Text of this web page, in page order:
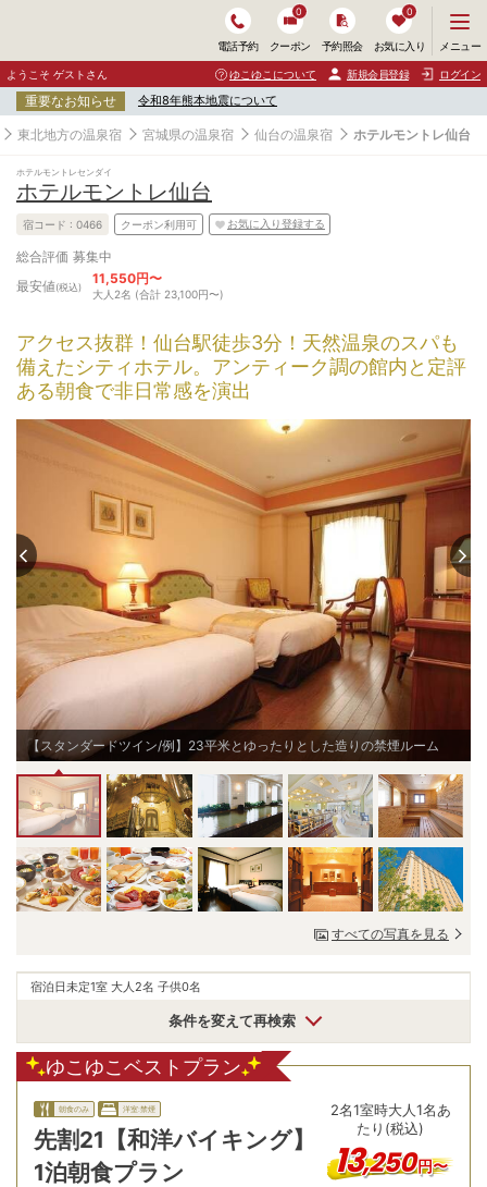
電話予約 クーポン
0
予約照会 お気に入り
0
ニ
ュ
ー
開
く
メニュー
ようこそ ゲストさん ゆこゆこについて 新規会員登録 ログイン
重要なお知らせ 令和8年熊本地震について
東北地方の温泉宿 宮城県の温泉宿 仙台の温泉宿 ホテルモントレ仙台
ホテルモントレセンダイ
ホテルモントレ仙台
宿コード : 0466 クーポン利用可 お気に入り登録する
総合評価 募集中
最安値(税込)
11,550円〜
大人2名 (合計 23,100円〜)
アクセス抜群！仙台駅徒歩3分！天然温泉のスパも
備えたシティホテル。アンティーク調の館内と定評
ある朝食で非日常感を演出
【スタンダードツイン/例】23平米とゆったりとした造りの禁煙ルーム
すべての写真を見る
宿泊日未定1室 大人2名 子供0名
条件を変えて再検索
ゆこゆこベストプラン
朝食のみ 洋室:禁煙
先割21【和洋バイキング】
1泊朝食プラン
2名1室時大人1名あ
たり(税込)
13,250円〜